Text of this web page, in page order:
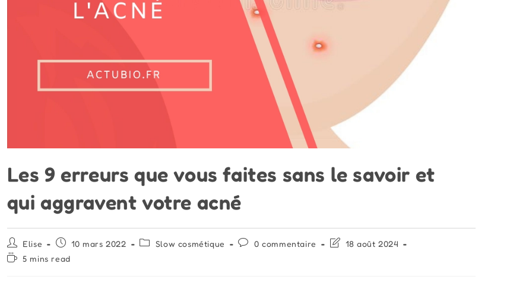
Les 9 erreurs que vous faites sans le savoir et
qui aggravent votre acné
Auteur/autrice
de
la
Elise
Publication
publiée :
10 mars 2022
PostSlow cosmétique
Commentaires
0 commentaire
Dernière
18 août 2024
Temps5 mins read